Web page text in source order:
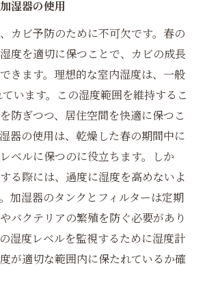
湿器の使用
カビ予防のために不可欠です。春の
度を適切に保つことで、カビの成長
きます。理想的な室内湿度は、一般
います。この湿度範囲を維持するこ
防ぎつつ、居住空間を快適に保つこ
器の使用は、乾燥した春の期間中に
ベルに保つのに役立ちます。しか
る際には、過度に湿度を高めないよ
加湿器のタンクとフィルターは定期
バクテリアの繁殖を防ぐ必要があり
湿度レベルを監視するために湿度計
が適切な範囲内に保たれているか確